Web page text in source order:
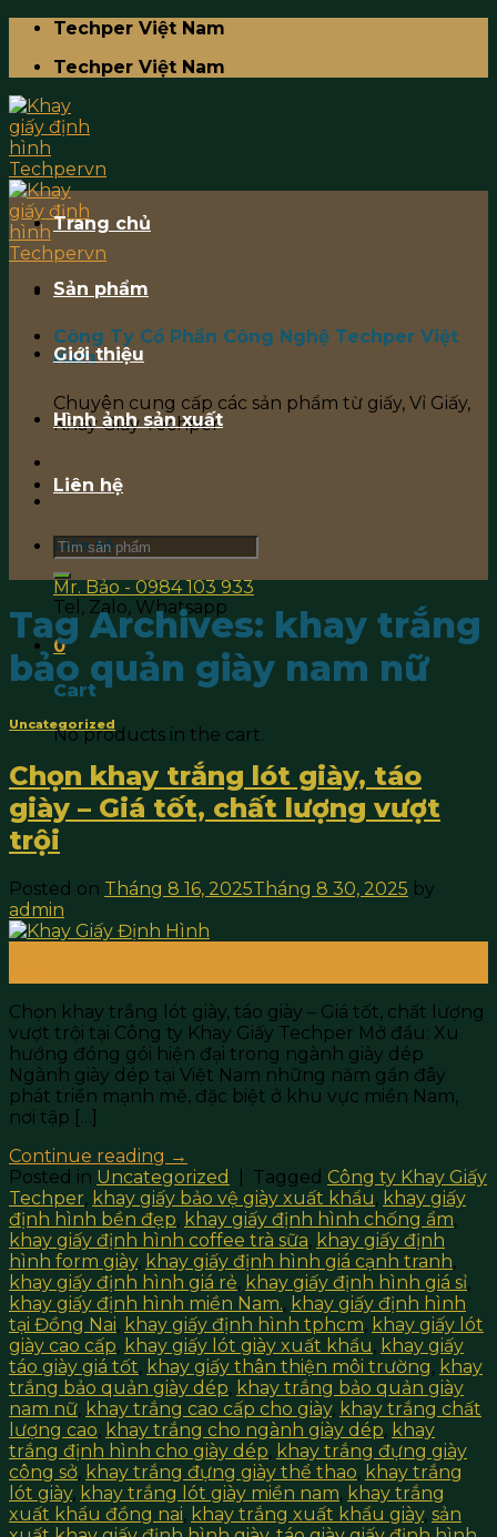
Skip
content
Techper Việt Nam
Techper Việt Nam
Công Ty Cổ Phần Công Nghệ Techper Việt
Nam
Chuyên cung cấp các sản phẩm từ giấy, Vỉ Giấy,
Khay Giấy Techper
Liên hệ
Mr. Bảo - 0984 103 933
Tel, Zalo, Whatsapp
0
Cart
No products in the cart.
Trang chủ
Sản phẩm
Giới thiệu
Hình ảnh sản xuất
Liên hệ
Search
for:
Tag Archives: khay trắng
bảo quản giày nam nữ
Uncategorized
Chọn khay trắng lót giày, táo
giày – Giá tốt, chất lượng vượt
trội
Posted on Tháng 8 16, 2025Tháng 8 30, 2025 by
admin
Chọn khay trắng lót giày, táo giày – Giá tốt, chất lượng
vượt trội tại Công ty Khay Giấy Techper Mở đầu: Xu
hướng đóng gói hiện đại trong ngành giày dép
Ngành giày dép tại Việt Nam những năm gần đây
phát triển mạnh mẽ, đặc biệt ở khu vực miền Nam,
nơi tập […]
Continue reading →
Posted in Uncategorized Tagged Công ty Khay Giấy
Techper, khay giấy bảo vệ giày xuất khẩu, khay giấy
định hình bền đẹp, khay giấy định hình chống ẩm,
khay giấy định hình coffee trà sữa, khay giấy định
hình form giày, khay giấy định hình giá cạnh tranh,
khay giấy định hình giá rẻ, khay giấy định hình giá sỉ,
khay giấy định hình miền Nam., khay giấy định hình
tại Đồng Nai, khay giấy định hình tphcm, khay giấy lót
giày cao cấp, khay giấy lót giày xuất khẩu, khay giấy
táo giày giá tốt, khay giấy thân thiện môi trường, khay
trắng bảo quản giày dép, khay trắng bảo quản giày
nam nữ, khay trắng cao cấp cho giày, khay trắng chất
lượng cao, khay trắng cho ngành giày dép, khay
trắng định hình cho giày dép, khay trắng đựng giày
công sở, khay trắng đựng giày thể thao, khay trắng
lót giày, khay trắng lót giày miền nam, khay trắng
xuất khẩu đồng nai, khay trắng xuất khẩu giày, sản